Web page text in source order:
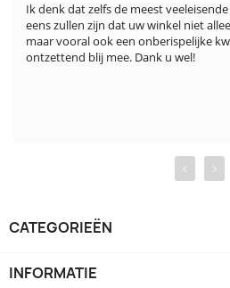
Ik denk dat zelfs de meest
eens zullen zijn dat uw winkel niet
maar vooral ook een onberispelijke
ontzettend blij mee. Dank u wel!
‹ ›
CATEGORIEËN
INFORMATIE